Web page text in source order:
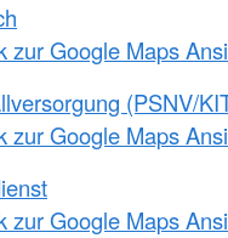
zur Google Maps
(PSNV/
zur Google Maps
zur Google Maps